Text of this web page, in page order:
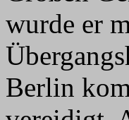
wurde er
Berlin